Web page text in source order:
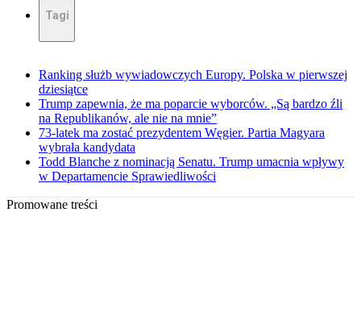
Tagi
Ranking służb wywiadowczych Europy. Polska w pierwszej
dziesiątce
Trump zapewnia, że ma poparcie wyborców. „Są bardzo źli
na Republikanów, ale nie na mnie”
73-latek ma zostać prezydentem Węgier. Partia Magyara
wybrała kandydata
Todd Blanche z nominacją Senatu. Trump umacnia wpływy
w Departamencie Sprawiedliwości
Promowane treści